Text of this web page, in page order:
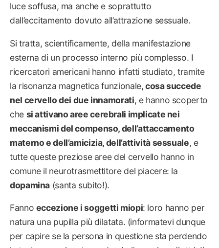
luce soffusa, ma anche e soprattutto
dall’eccitamento dovuto all’attrazione sessuale.
Si tratta, scientificamente, della manifestazione
esterna di un processo interno più complesso. I
ricercatori americani hanno infatti studiato, tramite
la risonanza magnetica funzionale,cosa succede
nel cervello dei due innamorati, e hanno scoperto
che si attivano aree cerebrali implicate nei
meccanismi del compenso, dell’attaccamento
materno e dell’amicizia, dell’attività sessuale, e
tutte queste preziose aree del cervello hanno in
comune il neurotrasmettitore del piacere: la
dopamina (santa subito!).
Fanno eccezione i soggetti miopi: loro hanno per
natura una pupilla più dilatata. (informatevi dunque
per capire se la persona in questione sta perdendo